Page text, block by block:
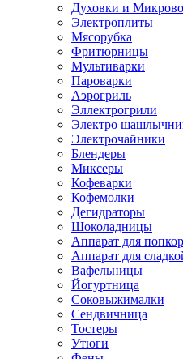
Духовки и
Электроплиты
Мясорубка
Фритюрницы
Мультиварки
Пароварки
Аэрогриль
Эллектрогрили
Электро
Электрочайники
Блендеры
Миксеры
Кофеварки
Кофемолки
Дегидраторы
Шоколадницы
Аппарат для
Аппарат для
Вафельницы
Йогуртница
Соковыжималки
Сендвичница
Тостеры
Утюги